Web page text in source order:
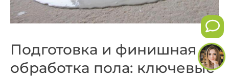
Подготовка и финишная
обработка пола: ключевые